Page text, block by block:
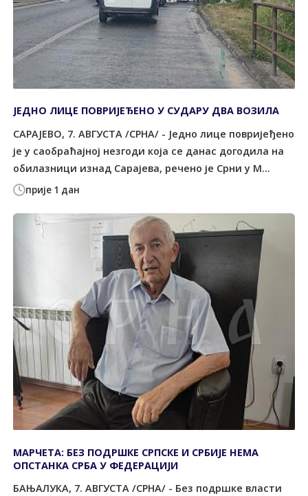
прије 1 дан
ЈЕДНО ЛИЦЕ ПОВРИЈЕЂЕНО У СУДАРУ ДВА ВОЗИЛА
САРАЈЕВО, 7. АВГУСТА /СРНА/ - Једно лице повријеђено
је у саобраћајној незгоди која се данас догодила на
обилазници изнад Сарајева, речено је Срни у М...
МАРЧЕТА: БЕЗ ПОДРШКЕ СРПСКЕ И СРБИЈЕ НЕМА
ОПСТАНКА СРБА У ФЕДЕРАЦИЈИ
БАЊАЛУКА, 7. АВГУСТА /СРНА/ - Без подршке власти